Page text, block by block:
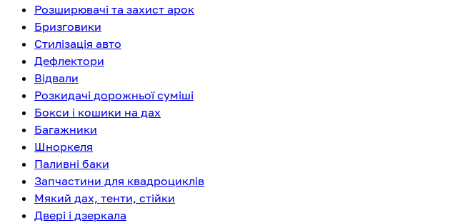
Розширювачі та захист арок
Бризговики
Стилізація авто
Дефлектори
Відвали
Розкидачі дорожньої суміші
Бокси і кошики на дах
Багажники
Шноркеля
Паливні баки
Запчастини для квадроциклів
Мякий дах, тенти, стійки
Двері і дзеркала